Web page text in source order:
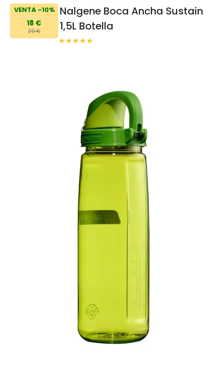
VENTA -10%
18 €
20 €
Nalgene Boca Ancha Sustain
1,5L Botella